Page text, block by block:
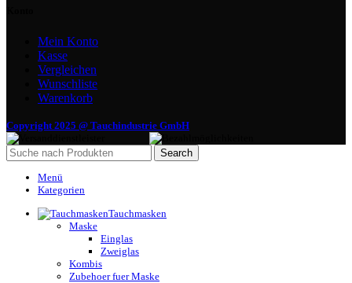
Mein Konto
Kasse
Vergleichen
Wunschliste
Warenkorb
Copyright 2025 @ Tauchindustrie GmbH
Search
Menü
Kategorien
Tauchmasken
Maske
Einglas
Zweiglas
Kombis
Zubehoer fuer Maske